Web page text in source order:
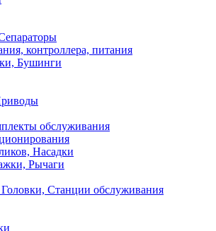
контроллера, питания
Бушинги
обслуживания
Насадки
Рычаги
Станции обслуживания